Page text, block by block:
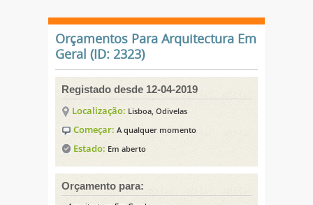
Orçamentos Para Arquitectura Em
Geral (ID: 2323)
Registado desde 12-04-2019
Localização: Lisboa, Odivelas
Começar: A qualquer momento
Estado: Em aberto
Orçamento para: